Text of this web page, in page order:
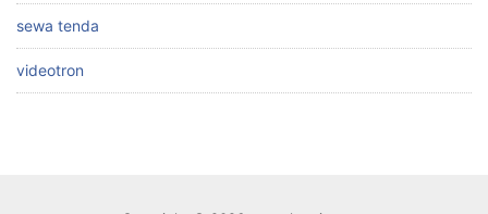
sewa tenda
videotron